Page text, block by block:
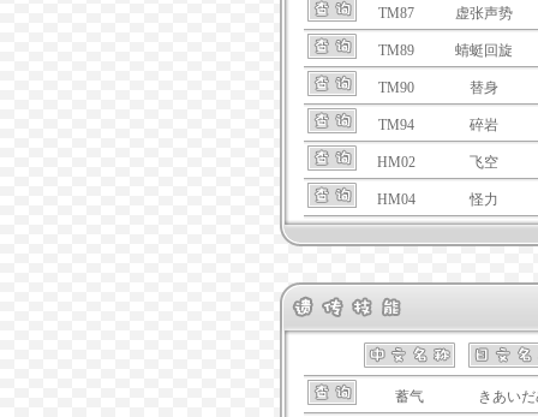
TM87 虚张声势
TM89 蜻蜓回旋
TM90 替身
TM94 碎岩
HM02 飞空
HM04 怪力
蓄气 きあい